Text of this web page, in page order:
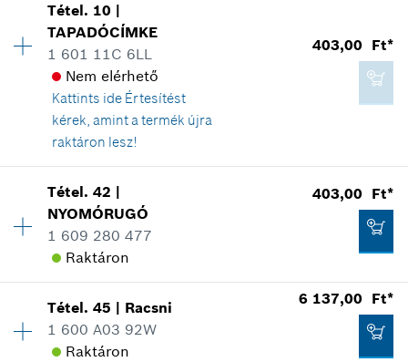
403,00 Ft*
*A feltüntetett árak ajánlott bruttó
kiskereskedelmi árak
Árcsoport
Tartalék alkatrész információ
Hol kerül használatra
Az ábrán látható
403,00 Ft*
*A feltüntetett árak ajánlott bruttó
kiskereskedelmi árak
Kosárba teszem
Tétel. 10 |
TAPADÓCÍMKE
1 601 11C 6LL
Nem elérhető
Kattints ide Értesítést
kérek, amint a termék újra
raktáron lesz!
403,00 Ft*
Árcsoport
Tartalék alkatrész információ
Hol kerül használatra
Tétel.42 |
NYOMÓRUGÓ
1 609 280 477
Raktáron
403,00 Ft*
Elérhetőség 1
Árcsoport :11
Tartalék alkatrész információ
Tétel.45 | Racsni
1 600 A03 92W
Raktáron
6 137,00 Ft*